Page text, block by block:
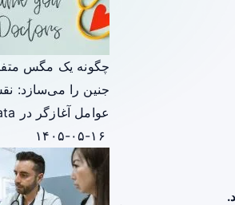
چگونه یک مگس
جنین را می‌سازد:
عوامل آغازگر در Clogmia albipunctata